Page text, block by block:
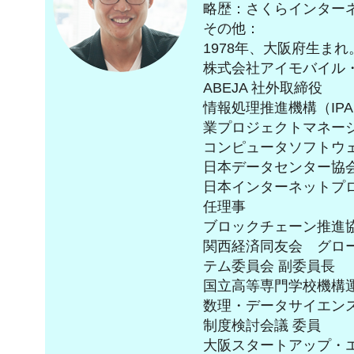
略歴：さくらインター
その他：
1978年、大阪府生まれ
株式会社アイモバイル
ABEJA 社外取締役
情報処理推進機構（
業プロジェクトマネー
コンピュータソフトウ
日本データセンター協
日本インターネットプ
任理事
ブロックチェーン推進
関西経済同友会 グロ
テム委員会 副委員長
国立高等専門学校機構
数理・データサイエン
制度検討会議 委員
大阪スタートアップ・